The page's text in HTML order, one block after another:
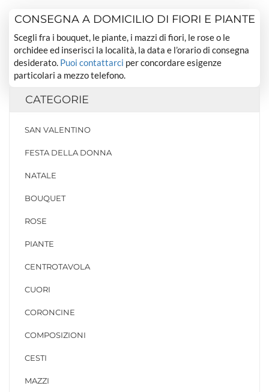
CONSEGNA A DOMICILIO DI FIORI E PIANTE
Scegli fra i bouquet, le piante, i mazzi di fiori, le rose o le
orchidee ed inserisci la località, la data e l’orario di consegna
desiderato. Puoi contattarci per concordare esigenze
particolari a mezzo telefono.
CATEGORIE
SAN VALENTINO
FESTA DELLA DONNA
NATALE
BOUQUET
ROSE
PIANTE
CENTROTAVOLA
CUORI
CORONCINE
COMPOSIZIONI
CESTI
MAZZI